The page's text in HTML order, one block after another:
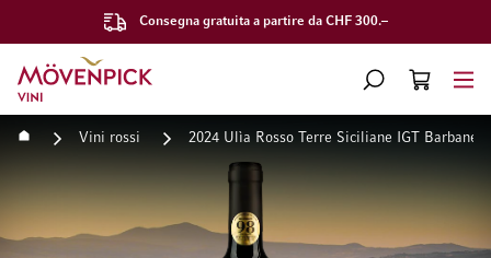
Consegna gratuita a partire da CHF 300.–
Vai alla Home Page
CERCA
CART
Home Vini rossi 2024 Ulìa Rosso Terre Siciliane IGT Barbanera
Vai alla fine della galleria di immagini